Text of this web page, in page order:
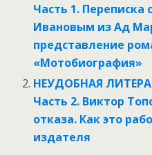
Часть 1. Переписка
Ивановым из Ад
представление
«Мотобиография»
НЕУДОБНАЯ
Часть 2. Виктор
отказа. Как это
издателя